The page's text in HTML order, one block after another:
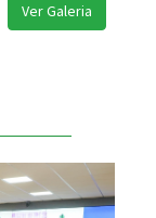
Ver Galeria